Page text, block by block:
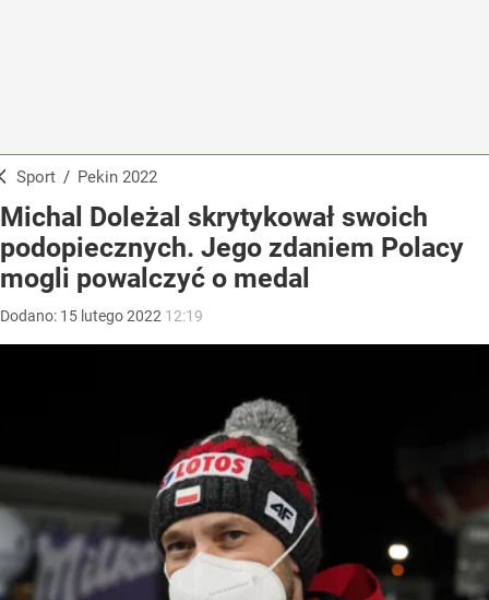
Sport / Pekin 2022
Michal Doleżal skrytykował swoich
podopiecznych. Jego zdaniem Polacy
mogli powalczyć o medal
Dodano: 15 lutego2022 12:19